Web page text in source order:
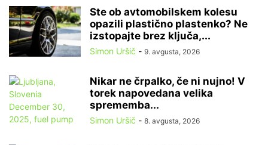
Ste ob avtomobilskem kolesu
opazili plastično plastenko? Ne
izstopajte brez ključa,...
Simon Uršič - 9. avgusta, 2026
Nikar ne črpalko, če ni nujno! V
torek napovedana velika
sprememba...
Simon Uršič - 8. avgusta, 2026